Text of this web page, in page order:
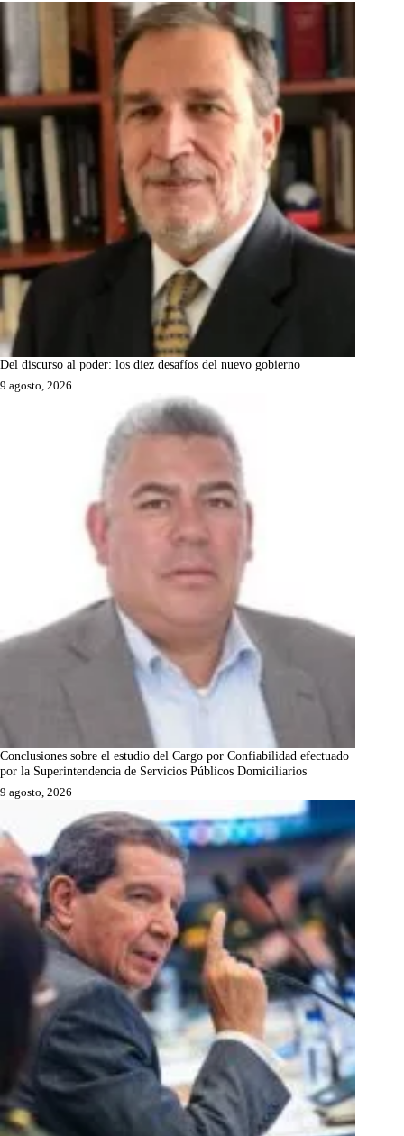
Del discurso al poder: los diez desafíos del nuevo gobierno
9 agosto, 2026
Conclusiones sobre el estudio del Cargo por Confiabilidad efectuado
por la Superintendencia de Servicios Públicos Domiciliarios
9 agosto, 2026